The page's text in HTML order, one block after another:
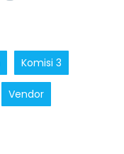
Komisi 3
Vendor